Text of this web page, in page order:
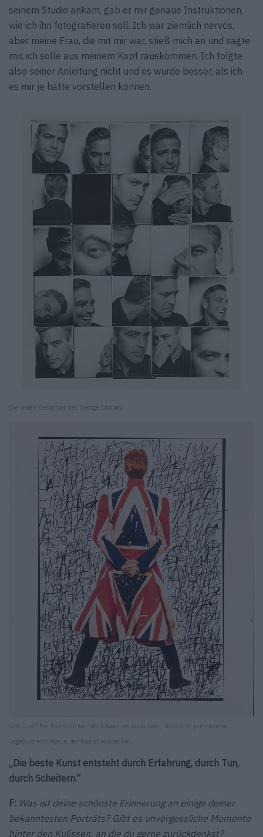
seinem Studio ankam, gab er mir genaue Instruktionen,
wie ich ihn fotografieren soll. Ich war ziemlich nervös,
aber meine Frau, die mit mir war, stieß mich an und sagte
mir, ich solle aus meinem Kopf rauskommen. Ich folgte
also seiner Anleitung nicht und es wurde besser, als ich
es mir je hätte vorstellen können.
Die vielen Gesichter des George Clooney.
Gekritzel? Bei Frank Ockenfels 3 kann es auch sein, dass sich persönliche
Tagebucheinträge in der Kunst verstecken.
„Die beste Kunst entsteht durch Erfahrung, durch Tun,
durch Scheitern.“
F: Was ist deine schönste Erinnerung an einige deiner
bekanntesten Porträts? Gibt es unvergessliche Momente
hinter den Kulissen, an die du gerne zurückdenkst?